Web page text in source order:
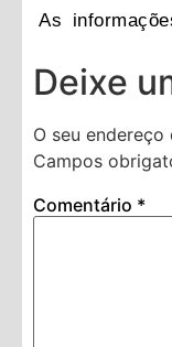
As
Deixe
O seu
Campos
Comentário *